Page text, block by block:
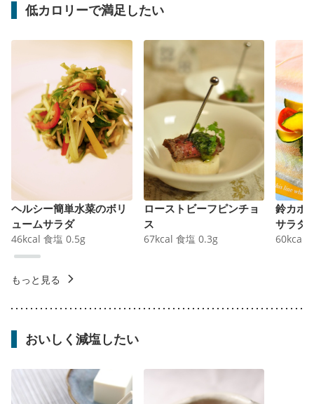
低カロリーで満足したい
ヘルシー簡単水菜のボリ
ュームサラダ
46kcal 食塩 0.5g
ローストビーフピンチョ
ス
67kcal 食塩 0.3g
鈴カボ
サラダ
60kcal
もっと見る
おいしく減塩したい